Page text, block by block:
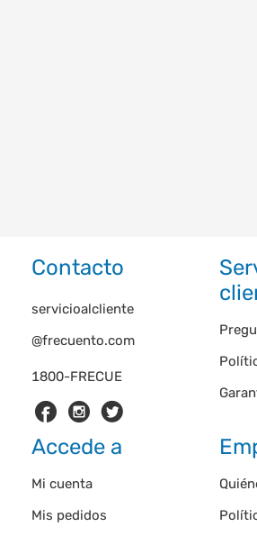
Contacto
1800-FRECUE
servicioalcliente
@frecuento.com
Accede a
Mi cuenta
Mis pedidos